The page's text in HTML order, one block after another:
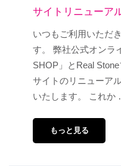
サイトリニューア
いつもご利用いただ
す。 弊社公式オンラ
SHOP」とReal
サイトのリニューア
いたします。 これか
もっと見る